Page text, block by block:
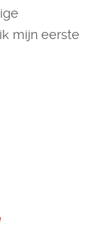
mijn eerste